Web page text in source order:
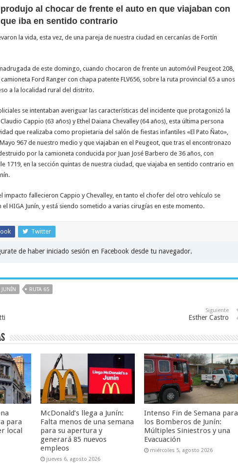
al chocar de frente el auto en que viajaban con
iba en sentido contrario
la vida, esta vez, de una pareja de nuestra ciudad en cercanías de Fortín
de este domingo, cuando chocaron de frente un automóvil Peugeot 208,
Ford Ranger con chapa patente FLV656, sobre la ruta provincial 65 a unos
a la localidad rural del distrito.
se intentaban averiguar las características del incidente que protagonizó la
Cappio (63 años) y Ethel Daiana Chevalley (64 años), esta última persona
que realizaba como propietaria del salón de fiestas infantiles «El Pato Ñato»,
967 de nuestro medio y que viajaban en el Peugeot, que tras el encontronazo
por la camioneta conducida por Juan José Barbero de 36 años, con
1719, en la sección quintas de nuestra ciudad, que viajaba en sentido contrario en
impacto fallecieron Cappio y Chevalley, en tanto el chofer del otro vehículo se
HIGA Junín, y está siendo sometido a varias cirugías en este momento.
Twitter
de haber iniciado sesión en Facebook desde tu navegador.
JUNÍN RUTA 65
Siguiente
Esther Castro
para
local
McDonald’s llega a Junín:
Falta menos de una semana
para su apertura y
generará 85 nuevos
empleos
jueves 6, agosto 2026
Intenso Fin de Semana para
los Bomberos de Junín:
Múltiples Siniestros y una
Evacuación
miércoles 5, agosto 2026